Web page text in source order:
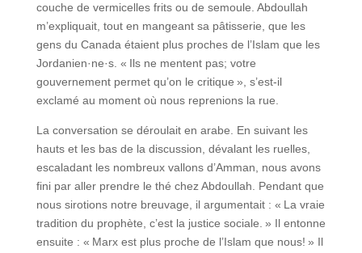
couche de vermicelles frits ou de semoule. Abdoullah
m’expliquait, tout en mangeant sa pâtisserie, que les
gens du Canada étaient plus proches de l’Islam que les
Jordanien·ne·s. « Ils ne mentent pas; votre
gouvernement permet qu’on le critique », s’est-il
exclamé au moment où nous reprenions la rue.
La conversation se déroulait en arabe. En suivant les
hauts et les bas de la discussion, dévalant les ruelles,
escaladant les nombreux vallons d’Amman, nous avons
fini par aller prendre le thé chez Abdoullah. Pendant que
nous sirotions notre breuvage, il argumentait : « La vraie
tradition du prophète, c’est la justice sociale. » Il entonne
ensuite : « Marx est plus proche de l’Islam que nous! » Il